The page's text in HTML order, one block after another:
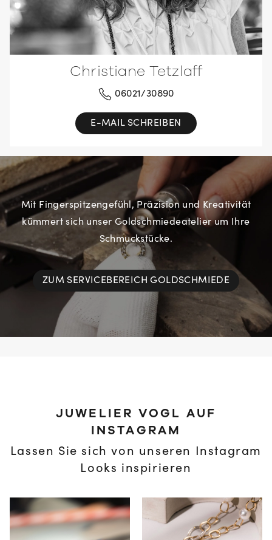
Christiane Tetzlaff
06021/30890
E-MAIL SCHREIBEN
Mit Fingerspitzengefühl, Präzision und Kreativität
kümmert sich unser Goldschmiedeatelier um Ihre
Schmuckstücke.
ZUM SERVICEBEREICH GOLDSCHMIEDE
JUWELIER VOGL AUF
INSTAGRAM
Lassen Sie sich von unseren Instagram
Looks inspirieren